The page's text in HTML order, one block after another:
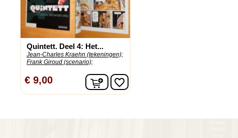
Quintett. Deel 4: Het...
Jean-Charles Kraehn (tekeningen);
Frank Giroud (scenario);
€ 9,00 In winkelwagen
favorite_border